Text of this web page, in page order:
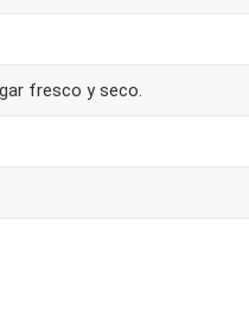
fresco y seco.